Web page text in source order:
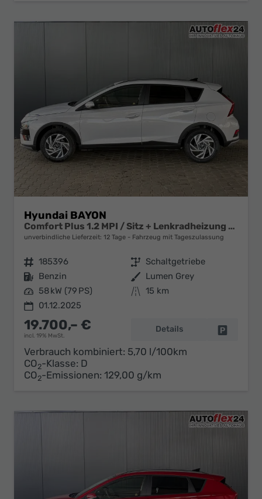
Hyundai BAYON
Comfort Plus 1.2 MPI / Sitz + Lenkradheizung PDC V&H Kamera LED Tempomat Keyless Alu 16"
unverbindliche Lieferzeit: 12 Tage Fahrzeug mit Tageszulassung
Fahrzeugnr. 185396 Getriebe Schaltgetriebe
Kraftstoff Benzin Außenfarbe Lumen Grey
Leistung 58 kW (79 PS) Kilometerstand 15 km
01.12.2025
19.700,– €
incl. 19% MwSt.
Details
Verbrauch kombiniert: 5,70 l/100km
CO2-Klasse: D
CO2-Emissionen: 129,00 g/km